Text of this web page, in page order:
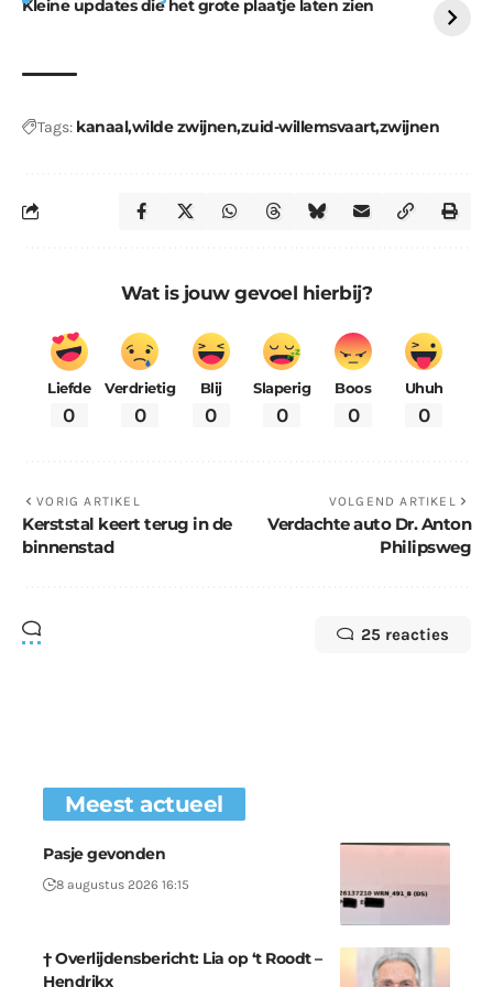
Kleine updates die het grote plaatje laten zien
Tags: kanaalwilde zwijnenzuid-willemsvaartzwijnen
Wat is jouw gevoel hierbij?
Liefde
0
Verdrietig
0
Blij
0
Slaperig
0
Boos
0
Uhuh
0
VORIG ARTIKEL
Kerststal keert terug in de
binnenstad
VOLGEND ARTIKEL
Verdachte auto Dr. Anton
Philipsweg
25 reacties
Meest actueel
Pasje gevonden
8 augustus 2026 16:15
† Overlijdensbericht: Lia op ‘t Roodt –
Hendrikx